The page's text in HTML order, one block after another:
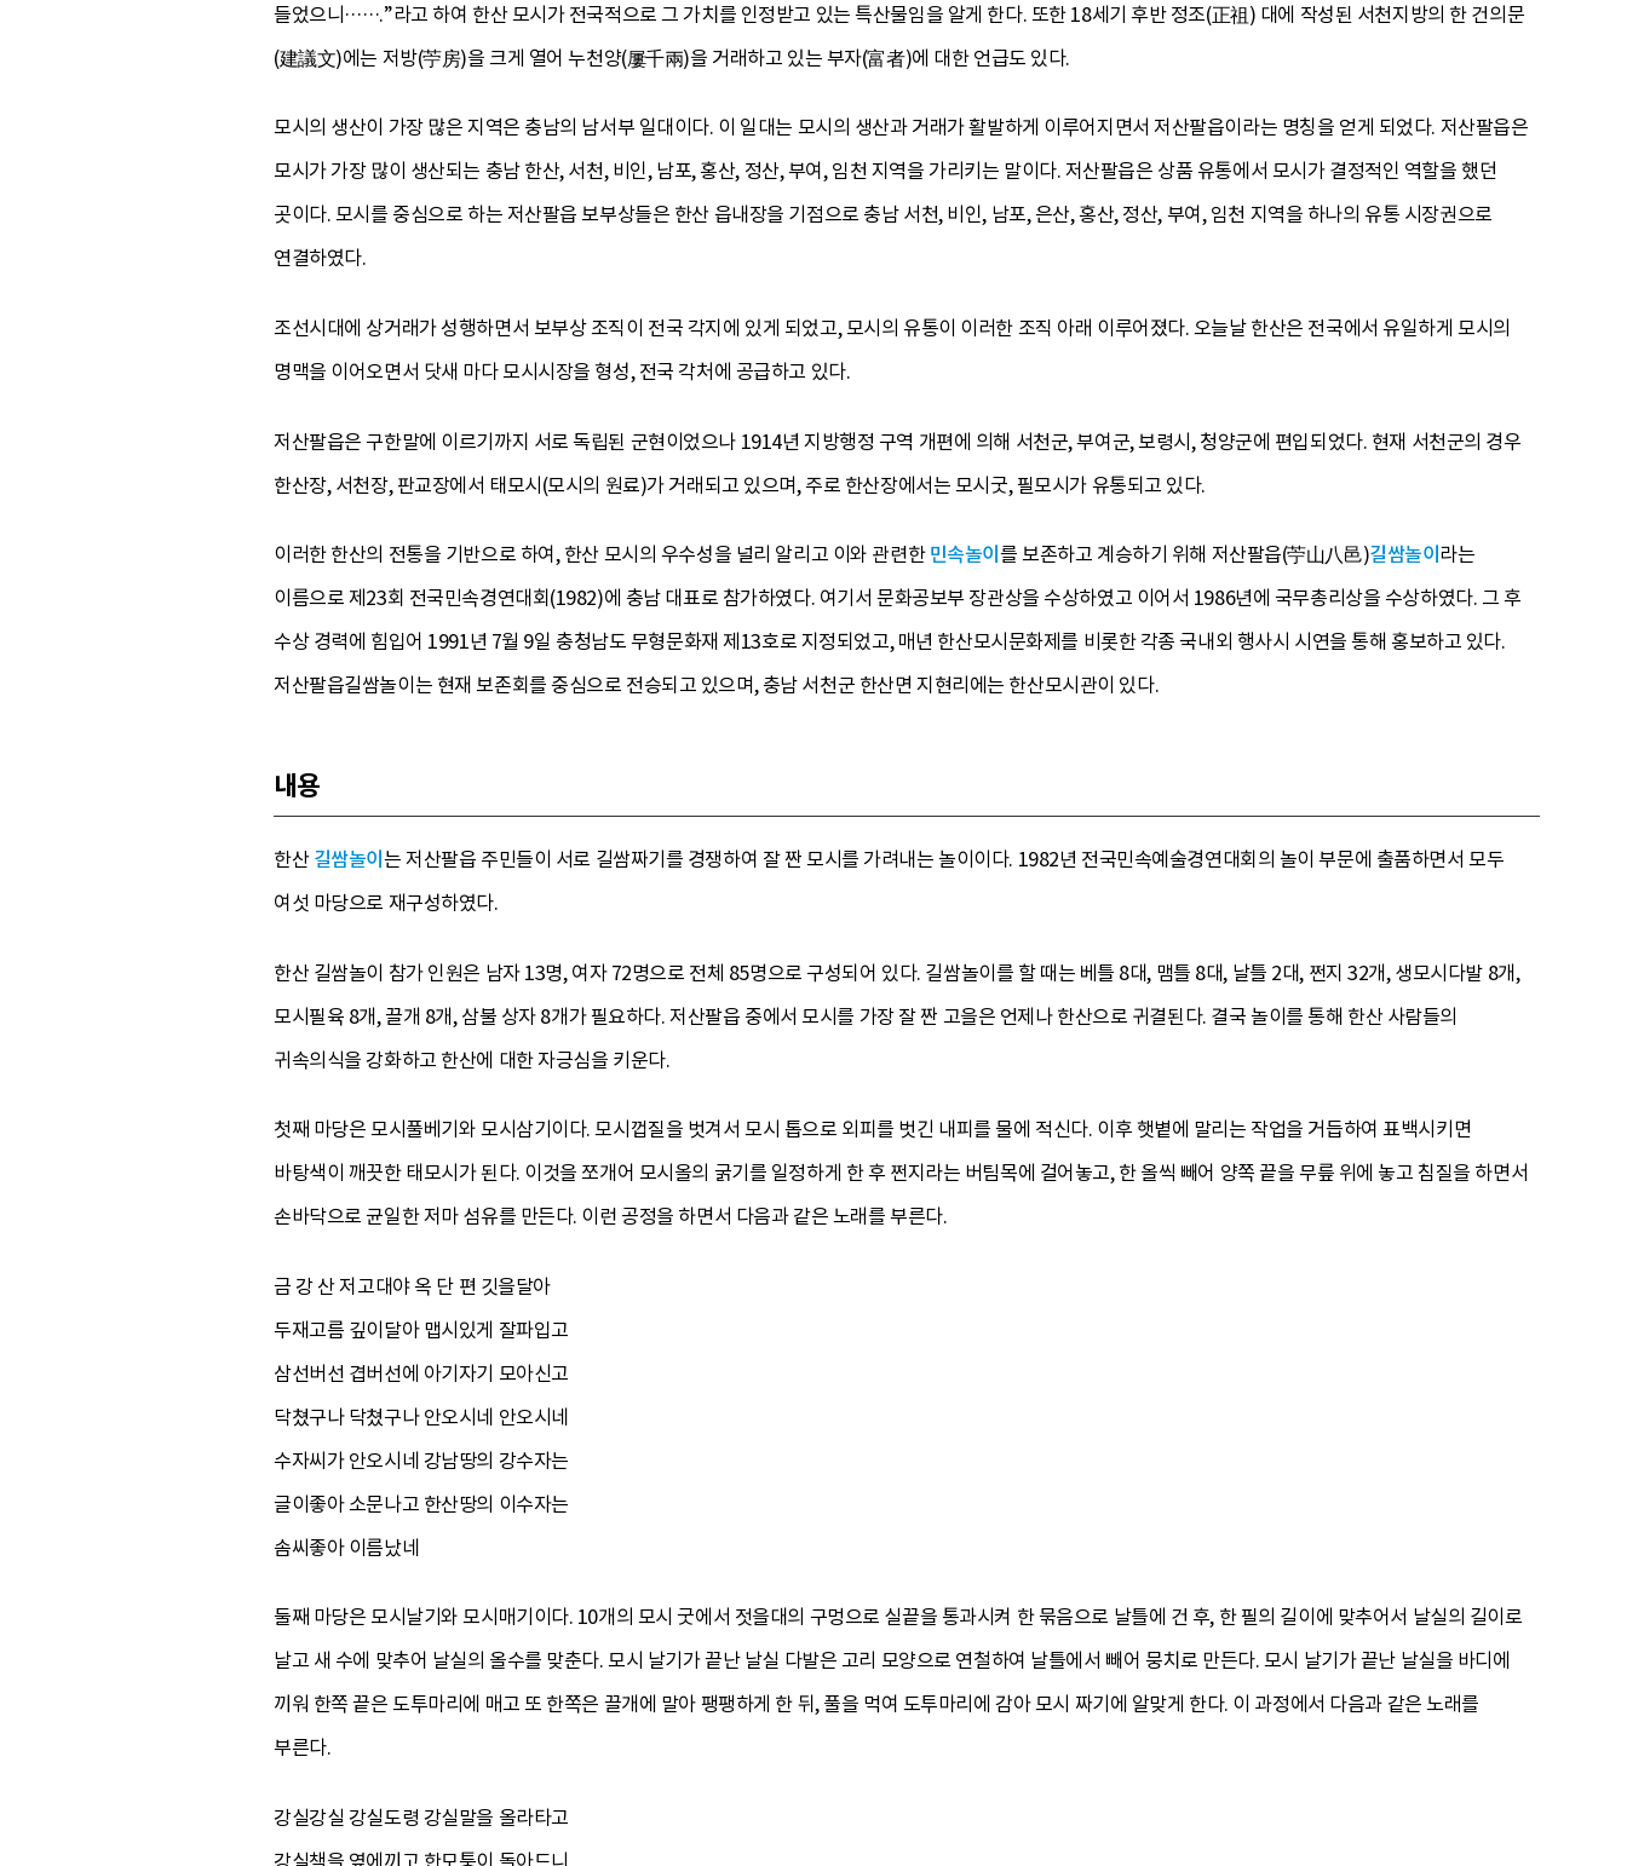
들었으니…….”라고 하여 한산 모시가 전국적으로 그 가치를 인정받고 있는 특산물임을 알게 한다. 또한 18세기 후반 정조(正祖) 대에 작성된 서천지방의 한 건의문
(建議文)에는 저방(苧房)을 크게 열어 누천양(屢千兩)을 거래하고 있는 부자(富者)에 대한 언급도 있다.
모시의 생산이 가장 많은 지역은 충남의 남서부 일대이다. 이 일대는 모시의 생산과 거래가 활발하게 이루어지면서 저산팔읍이라는 명칭을 얻게 되었다. 저산팔읍은
모시가 가장 많이 생산되는 충남 한산, 서천, 비인, 남포, 홍산, 정산, 부여, 임천 지역을 가리키는 말이다. 저산팔읍은 상품 유통에서 모시가 결정적인 역할을 했던
곳이다. 모시를 중심으로 하는 저산팔읍 보부상들은 한산 읍내장을 기점으로 충남 서천, 비인, 남포, 은산, 홍산, 정산, 부여, 임천 지역을 하나의 유통 시장권으로
연결하였다.
조선시대에 상거래가 성행하면서 보부상 조직이 전국 각지에 있게 되었고, 모시의 유통이 이러한 조직 아래 이루어졌다. 오늘날 한산은 전국에서 유일하게 모시의
명맥을 이어오면서 닷새 마다 모시시장을 형성, 전국 각처에 공급하고 있다.
저산팔읍은 구한말에 이르기까지 서로 독립된 군현이었으나 1914년 지방행정 구역 개편에 의해 서천군, 부여군, 보령시, 청양군에 편입되었다. 현재 서천군의 경우
한산장, 서천장, 판교장에서 태모시(모시의 원료)가 거래되고 있으며, 주로 한산장에서는 모시굿, 필모시가 유통되고 있다.
이러한 한산의 전통을 기반으로 하여, 한산 모시의 우수성을 널리 알리고 이와 관련한민속놀이 를 보존하고 계승하기 위해 저산팔읍(苧山八邑)길쌈놀이 라는
이름으로 제23회 전국민속경연대회(1982)에 충남 대표로 참가하였다. 여기서 문화공보부 장관상을 수상하였고 이어서 1986년에 국무총리상을 수상하였다. 그 후
수상 경력에 힘입어 1991년 7월 9일 충청남도 무형문화재 제13호로 지정되었고, 매년 한산모시문화제를 비롯한 각종 국내외 행사시 시연을 통해 홍보하고 있다.
저산팔읍길쌈놀이는 현재 보존회를 중심으로 전승되고 있으며, 충남 서천군 한산면 지현리에는 한산모시관이 있다.
내용
한산길쌈놀이 는 저산팔읍 주민들이 서로 길쌈짜기를 경쟁하여 잘 짠 모시를 가려내는 놀이이다. 1982년 전국민속예술경연대회의 놀이 부문에 출품하면서 모두
여섯 마당으로 재구성하였다.
한산 길쌈놀이 참가 인원은 남자 13명, 여자 72명으로 전체 85명으로 구성되어 있다. 길쌈놀이를 할 때는 베틀 8대, 맴틀 8대, 날틀 2대, 쩐지 32개, 생모시다발 8개,
모시필육 8개, 끌개 8개, 삼불 상자 8개가 필요하다. 저산팔읍 중에서 모시를 가장 잘 짠 고을은 언제나 한산으로 귀결된다. 결국 놀이를 통해 한산 사람들의
귀속의식을 강화하고 한산에 대한 자긍심을 키운다.
첫째 마당은 모시풀베기와 모시삼기이다. 모시껍질을 벗겨서 모시 톱으로 외피를 벗긴 내피를 물에 적신다. 이후 햇볕에 말리는 작업을 거듭하여 표백시키면
바탕색이 깨끗한 태모시가 된다. 이것을 쪼개어 모시올의 굵기를 일정하게 한 후 쩐지라는 버팀목에 걸어놓고, 한 올씩 빼어 양쪽 끝을 무릎 위에 놓고 침질을 하면서
손바닥으로 균일한 저마 섬유를 만든다. 이런 공정을 하면서 다음과 같은 노래를 부른다.
금 강 산 저고대야 옥 단 편 깃을달아
두재고름 깊이달아 맵시있게 잘파입고
삼선버선 겹버선에 아기자기 모아신고
닥쳤구나 닥쳤구나 안오시네 안오시네
수자씨가 안오시네 강남땅의 강수자는
글이좋아 소문나고 한산땅의 이수자는
솜씨좋아 이름났네
둘째 마당은 모시날기와 모시매기이다. 10개의 모시 굿에서 젓을대의 구멍으로 실끝을 통과시켜 한 묶음으로 날틀에 건 후, 한 필의 길이에 맞추어서 날실의 길이로
날고 새 수에 맞추어 날실의 올수를 맞춘다. 모시 날기가 끝난 날실 다발은 고리 모양으로 연철하여 날틀에서 빼어 뭉치로 만든다. 모시 날기가 끝난 날실을 바디에
끼워 한쪽 끝은 도투마리에 매고 또 한쪽은 끌개에 말아 팽팽하게 한 뒤, 풀을 먹여 도투마리에 감아 모시 짜기에 알맞게 한다. 이 과정에서 다음과 같은 노래를
부른다.
강실강실 강실도령 강실말을 올라타고